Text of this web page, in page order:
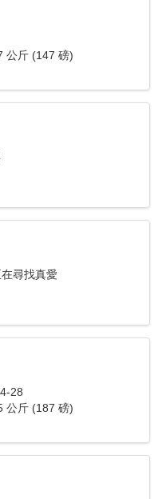
公斤 (147 磅)
尋找真愛
28
公斤 (187 磅)